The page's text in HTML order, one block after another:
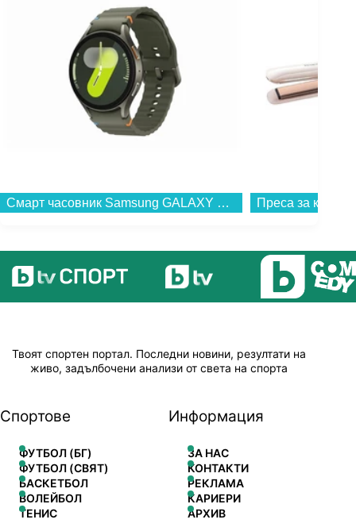
Смарт часовник Samsung GALAXY WATCH 7 44MM GREEN SM-L310NZGA , 1.47 , 2 , 32GB вградена памет , Exynos W1000...
Твоят спортен портал. Последни новини, резултати на
живо, задълбочени анализи от света на спорта
Спортове
ФУТБОЛ (БГ)
ФУТБОЛ (СВЯТ)
БАСКЕТБОЛ
ВОЛЕЙБОЛ
ТЕНИС
Информация
ЗА НАС
КОНТАКТИ
РЕКЛАМА
КАРИЕРИ
АРХИВ